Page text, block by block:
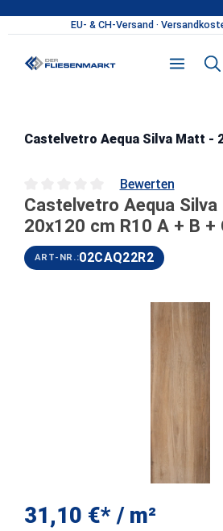
Zum Hauptinhalt springen
Castelvetro Aequa Silva Matt -
Durchschnittliche Bewertung von
Bewerten
Castelvetro Aequa
20x120 cm R10 A + B +
ART-NR.:02CAQ22R2
Bildergalerie überspringen
31,10 €* / m²